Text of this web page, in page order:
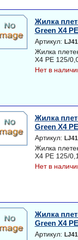
Жилка
Green Х4
Артикул:
Жилка
Х4 PE 125/
Нет в
Жилка
Green Х4
Артикул:
Жилка
Х4 PE 125/
Нет в
Жилка
Green Х4
Артикул: